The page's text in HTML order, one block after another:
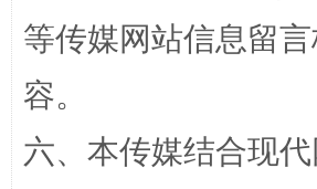
等传媒网站信息留
容。
六、本传媒结合现